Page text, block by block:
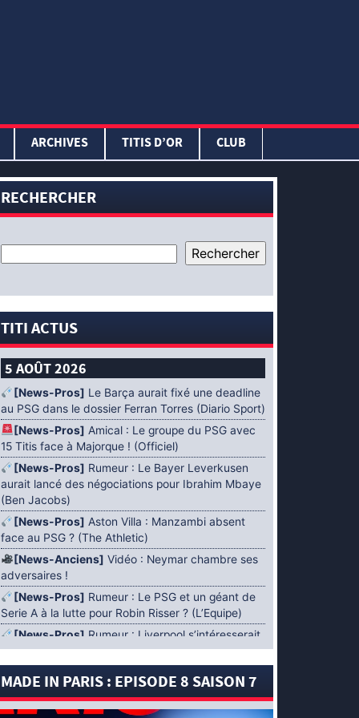
ARCHIVES TITIS D’OR CLUB
RECHERCHER
TITI ACTUS
5 AOÛT 2026
[News-Pros] Le Barça aurait fixé une deadline
au PSG dans le dossier Ferran Torres (Diario Sport)
[News-Pros] Amical : Le groupe du PSG avec
15 Titis face à Majorque ! (Officiel)
[News-Pros] Rumeur : Le Bayer Leverkusen
aurait lancé des négociations pour Ibrahim Mbaye
(Ben Jacobs)
[News-Pros] Aston Villa : Manzambi absent
face au PSG ? (The Athletic)
[News-Anciens] Vidéo : Neymar chambre ses
adversaires !
[News-Pros] Rumeur : Le PSG et un géant de
Serie A à la lutte pour Robin Risser ? (L’Equipe)
[News-Pros] Rumeur : Liverpool s’intéresserait
à Ibrahim Mbaye en plus de Bradley Barcola
(Fabrizio Romano)
[News-Pros]Rumeur : Accord contractuel
trouvé entre le PSG et Mika Godts (Fabrizio
MADE IN PARIS : EPISODE 8 SAISON 7